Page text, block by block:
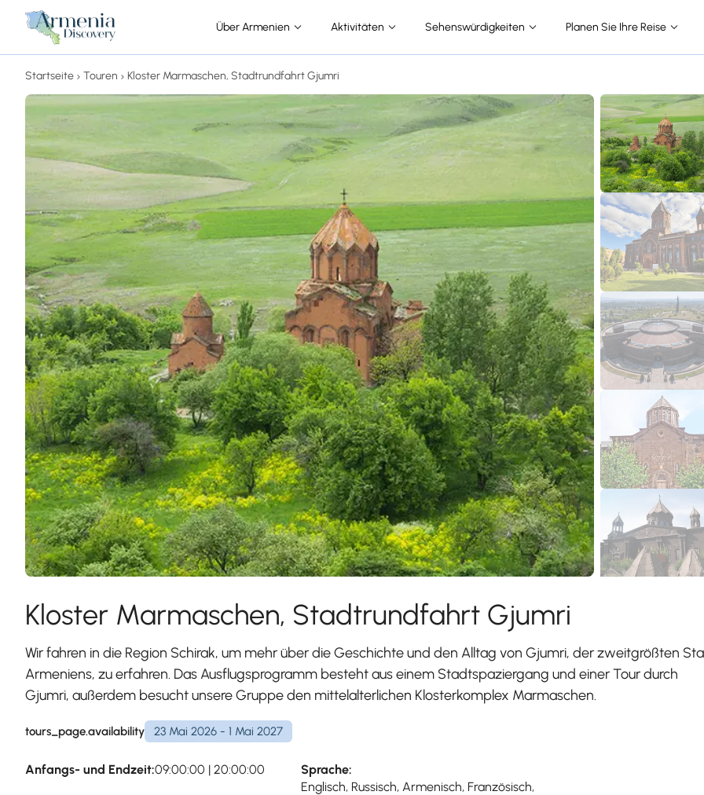
Über Armenien Aktivitäten Sehenswürdigkeiten Planen Sie Ihre Reise
Startseite Touren Kloster Marmaschen, Stadtrundfahrt Gjumri
Kloster Marmaschen, Stadtrundfahrt Gjumri
Wir fahren in die Region Schirak, um mehr über die Geschichte und den Alltag von Gjumri, der zweitgrößten
Armeniens, zu erfahren. Das Ausflugsprogramm besteht aus einem Stadtspaziergang und einer Tour durch
Gjumri, außerdem besucht unsere Gruppe den mittelalterlichen Klosterkomplex Marmaschen.
tours_page.availability 23 Mai 2026 - 1 Mai 2027
Anfangs- und Endzeit:09:00:00 | 20:00:00
Sprache:
Englisch, Russisch, Armenisch, Französisch,